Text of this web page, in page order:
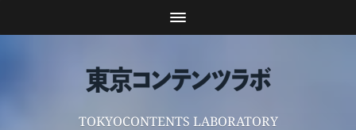
TOKYOCONTENTS LABORATORY